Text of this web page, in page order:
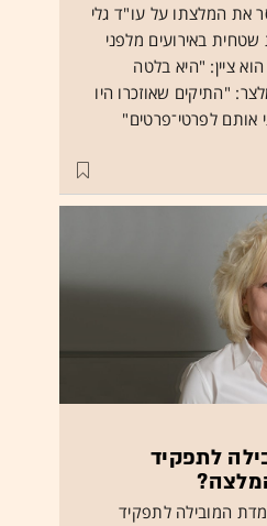
את המלצתו על עו"ד גלי
באירועים מלפני
הוא ציין: "היא בלטה
"התיקים שאוזכרו היו
אותם לפרטי־פרטים"
לתפקיד
המובילה לתפקיד